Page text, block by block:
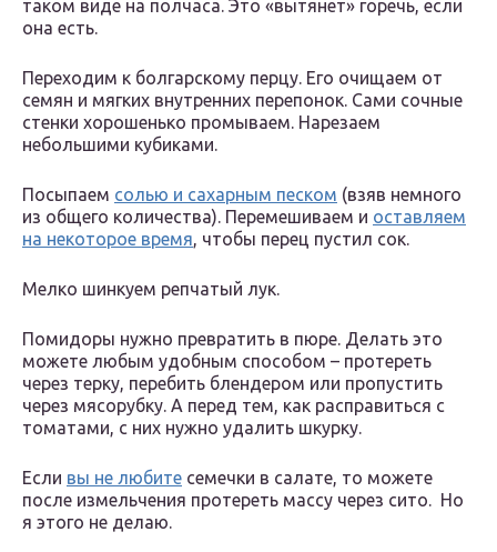
таком виде на полчаса. Это «вытянет» горечь, если
она есть.
Переходим к болгарскому перцу. Его очищаем от
семян и мягких внутренних перепонок. Сами сочные
стенки хорошенько промываем. Нарезаем
небольшими кубиками.
Посыпаем солью и сахарным песком (взяв немного
из общего количества). Перемешиваем и оставляем
на некоторое время, чтобы перец пустил сок.
Мелко шинкуем репчатый лук.
Помидоры нужно превратить в пюре. Делать это
можете любым удобным способом – протереть
через терку, перебить блендером или пропустить
через мясорубку. А перед тем, как расправиться с
томатами, с них нужно удалить шкурку.
Если вы не любите семечки в салате, то можете
после измельчения протереть массу через сито. Но
я этого не делаю.